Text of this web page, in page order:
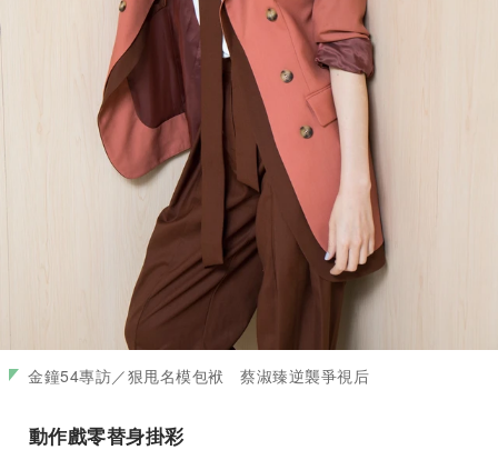
金鐘54專訪／狠甩名模包袱 蔡淑臻逆襲爭視后
動作戲零替身掛彩